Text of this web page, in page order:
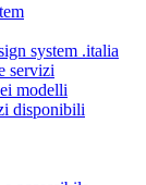
system .italia
servizi
modelli
disponibili